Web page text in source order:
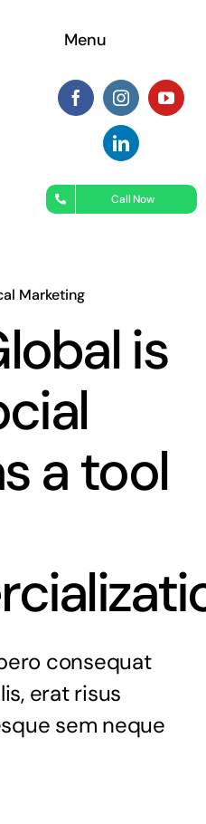
Menu
Call Now
Marketing
is
a tool
consequat
erat risus
sem neque